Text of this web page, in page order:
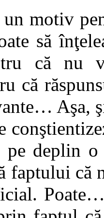
motiv
să
că nu
că
Aşa,
pe deplin
faptului că